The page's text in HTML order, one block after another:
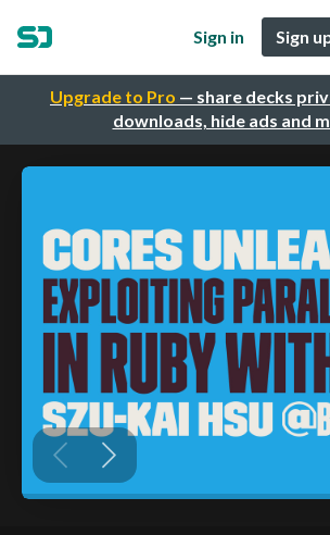
Upgrade to Pro — share decks
downloads, hide ads and
Sign in Sign